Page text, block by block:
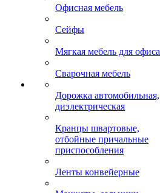
Офисная мебель
Сейфы
Мягкая мебель для офиса
Сварочная мебель
Дорожка автомобильная,
диэлектрическая
Кранцы швартовые,
отбойные причальные
приспособления
Ленты конвейерные